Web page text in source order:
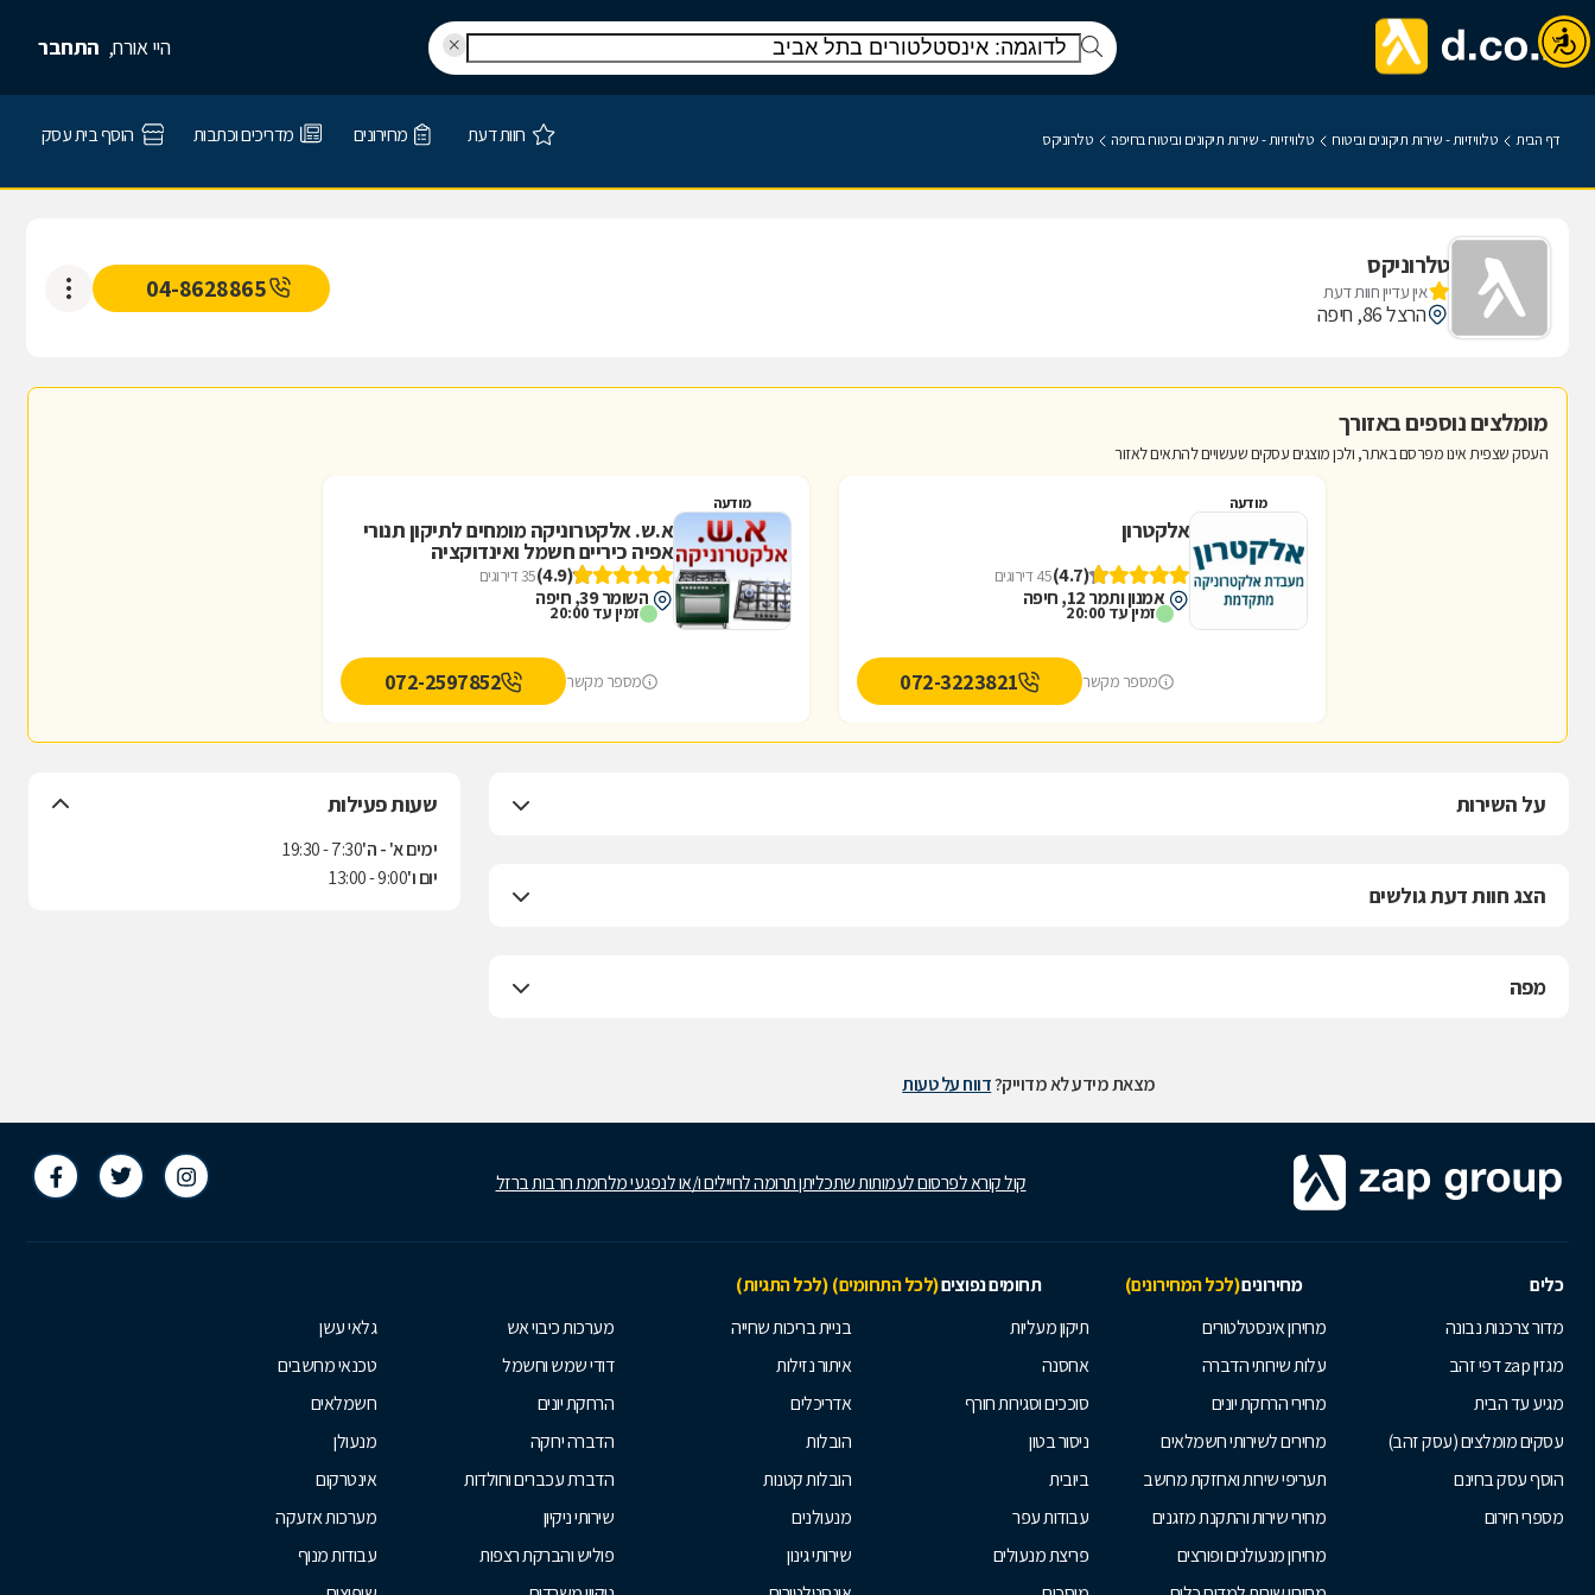
היי אורח, התחבר
דף הבית טלוויזיות - שירות תיקונים וביטוח טלוויזיות - שירות תיקונים וביטוח בחיפה טלרוניקס חוות דעת מחירונים מדריכים וכתבות הוסף בית עסק
טלרוניקס
אין עדיין חוות דעת
הרצל 86, חיפה
04-8628865
מומלצים נוספים באזורך
העסק שצפית אינו מפרסם באתר, ולכן מוצגים עסקים שעשויים להתאים לאזור
מודעה
אלקטרון
(4.7) 45 דירוגים
אמנון ותמר 12, חיפה
זמין עד 20:00
מספר מקשר 072-3223821
מודעה
א.ש. אלקטרוניקה מומחים לתיקון תנורי
אפיה כיריים חשמל ואינדוקציה
(4.9) 35 דירוגים
השומר 39, חיפה
זמין עד 20:00
מספר מקשר 072-2597852
על השירות
הצג חוות דעת גולשים
מפה
שעות פעילות
ימים א' - ה'7:30 - 19:30
יום ו'9:00 - 13:00
מצאת מידע לא מדוייק?דווח על טעות
קול קורא לפרסום לעמותות שתכליתן תרומה לחיילים ו/או לנפגעי מלחמת חרבות ברזל
כלים מחירונים(לכל המחירונים) תחומים נפוצים(לכל התחומים) (לכל התגיות)
מדור צרכנות נבונה
מגזין zap דפי זהב
מגיע עד הבית
עסקים מומלצים (עסק זהב)
הוסף עסק בחינם
מספרי חירום
מחירון אינסטלטורים
עלות שירותי הדברה
מחירי הרחקת יונים
מחירים לשירותי חשמלאים
תעריפי שירות ואחזקת מחשב
מחירי שירות והתקנת מזגנים
מחירון מנעולנים ופורצים
תיקון מעליות
אחסנה
סוככים וסגירות חורף
ניסור בטון
ביובית
עבודות עפר
פריצת מנעולים
בניית בריכות שחייה
איתור נזילות
אדריכלים
הובלות
הובלות קטנות
מנעולנים
שירותי גינון
מערכות כיבוי אש
דודי שמש וחשמל
הרחקת יונים
הדברה ירוקה
הדברת עכברים וחולדות
שירותי ניקיון
פוליש והברקת רצפות
גלאי עשן
טכנאי מחשבים
חשמלאים
מנעולן
אינטרקום
מערכות אזעקה
עבודות מנוף